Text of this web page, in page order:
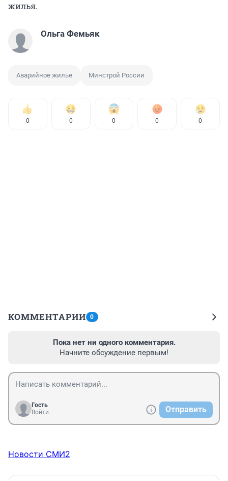
жилья.
Ольга Фемьяк
Аварийное жилье Минстрой России
0 0 0 0 0
КОММЕНТАРИИ 0
Пока нет ни одного комментария.
Начните обсуждение первым!
Гость
Войти
Отправить
Новости СМИ2